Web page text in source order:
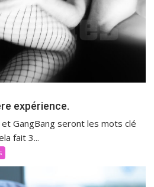
expérience.
GangBang seront les mots clé
fait 3...